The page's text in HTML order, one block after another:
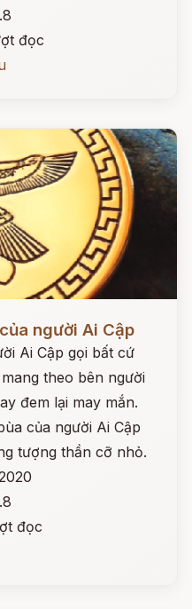
đọc
người Ai Cập
Ai Cập gọi bất cứ
theo bên người
đem lại may mắn.
của người Ai Cập
tượng thần cỡ nhỏ.
đọc